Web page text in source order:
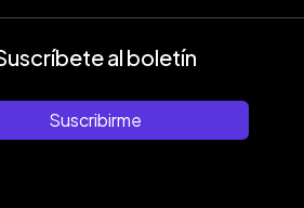
al boletín
Suscribirme